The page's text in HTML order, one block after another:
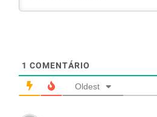
1 COMENTÁRIO
Oldest